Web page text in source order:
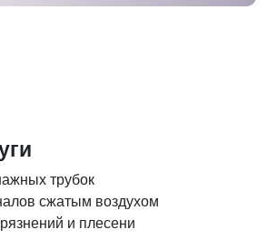
трубок
сжатым воздухом
и плесени